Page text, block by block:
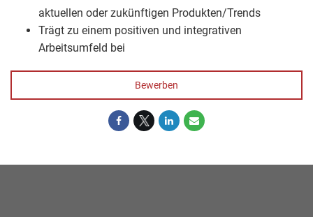
aktuellen oder zukünftigen Produkten/Trends
Trägt zu einem positiven und integrativen
Arbeitsumfeld bei
Bewerben